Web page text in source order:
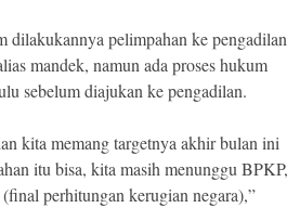
dilakukannya pelimpahan ke pengadilan
mandek, namun ada proses hukum
sebelum diajukan ke pengadilan.
kita memang targetnya akhir bulan ini
itu bisa, kita masih menunggu BPKP,
perhitungan kerugian negara),”